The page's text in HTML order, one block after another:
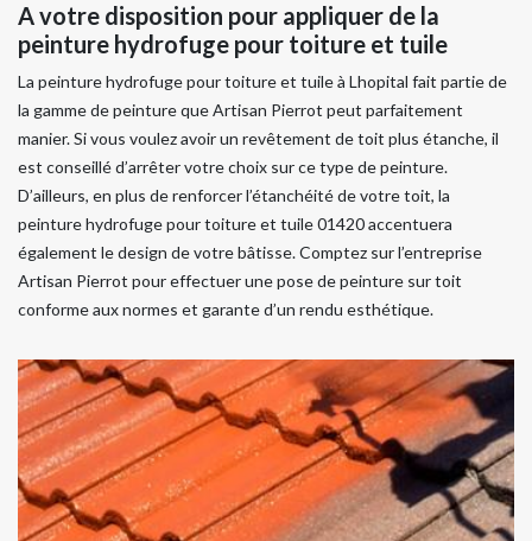
A votre disposition pour appliquer de la
peinture hydrofuge pour toiture et tuile
La peinture hydrofuge pour toiture et tuile à Lhopital fait partie de
la gamme de peinture que Artisan Pierrot peut parfaitement
manier. Si vous voulez avoir un revêtement de toit plus étanche, il
est conseillé d’arrêter votre choix sur ce type de peinture.
D’ailleurs, en plus de renforcer l’étanchéité de votre toit, la
peinture hydrofuge pour toiture et tuile 01420 accentuera
également le design de votre bâtisse. Comptez sur l’entreprise
Artisan Pierrot pour effectuer une pose de peinture sur toit
conforme aux normes et garante d’un rendu esthétique.